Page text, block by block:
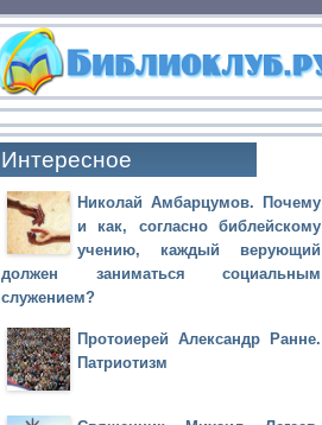
Интересное
Николай Амбарцумов. Почему
и как, согласно библейскому
учению, каждый верующий
должен заниматься социальным
служением?
Протоиерей Александр Ранне.
Патриотизм